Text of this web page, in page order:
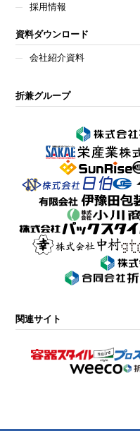
採用情報
資料ダウンロード
会社紹介資料
折兼グループ
関連サイト